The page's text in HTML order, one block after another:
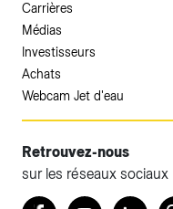
Carrières
Médias
Investisseurs
Achats
Webcam Jet d'eau
Retrouvez-nous
sur les réseaux sociaux
Accéder à